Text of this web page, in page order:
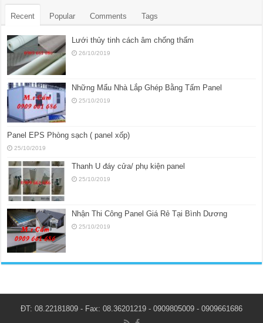
Recent Popular Comments Tags
Lưới thủy tinh cách âm chống thấm
26/10/2019
Những Mẩu Nhà Lắp Ghép Bằng Tấm Panel
25/10/2019
Panel EPS Phòng sạch ( panel xốp)
25/10/2019
Thanh U đáy cửa/ phụ kiện panel
25/10/2019
Nhận Thi Công Panel Giá Rẻ Tại Bình Dương
25/10/2019
ĐT: 08.22181809 - Fax: 08.36201219 - 0909805009 - 0909661686